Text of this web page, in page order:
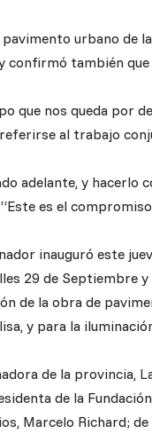
urbano de
confirmó también que
que nos queda por
al trabajo
adelante, y hacerlo
es el
inauguró este
29 de Septiembre
de la obra de
y para la
de la provincia,
de la
Marcelo Richard; de